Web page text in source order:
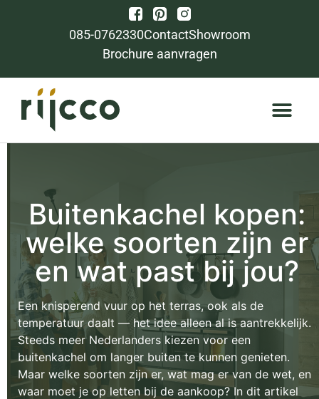
085-0762330ContactShowroom
Brochure aanvragen
Buitenkachel kopen:
welke soorten zijn er
en wat past bij jou?
Een knisperend vuur op het terras, ook als de
temperatuur daalt — het idee alleen al is aantrekkelijk.
Steeds meer Nederlanders kiezen voor een
buitenkachel om langer buiten te kunnen genieten.
Maar welke soorten zijn er, wat mag er van de wet, en
waar moet je op letten bij de aankoop? In dit artikel